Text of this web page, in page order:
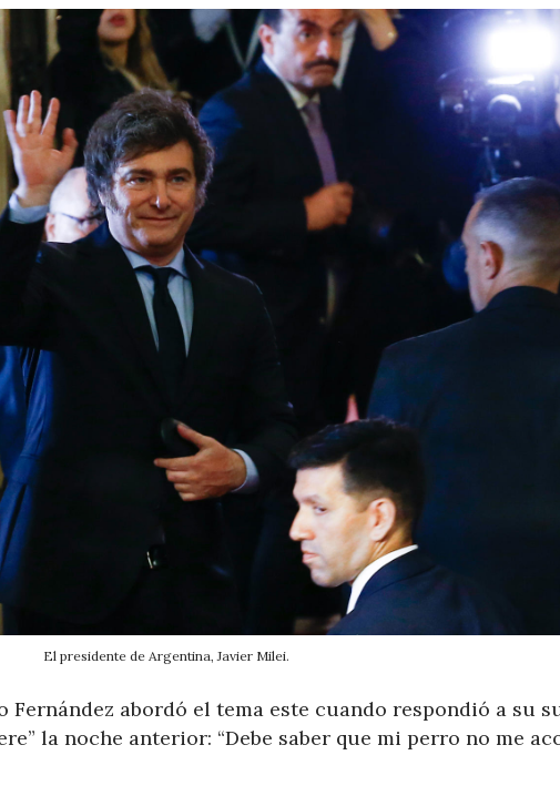
El presidente de Argentina, Javier Milei.
abordó el tema este cuando respondió a su
la noche anterior: “Debe saber que mi perro no me